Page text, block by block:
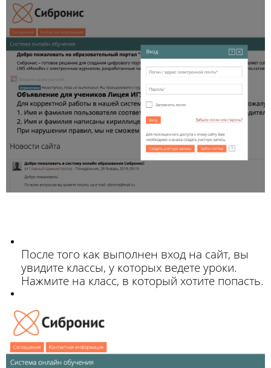
После того как выполнен вход на сайт, вы
увидите классы, у которых ведете уроки.
Нажмите на класс, в который хотите попасть.